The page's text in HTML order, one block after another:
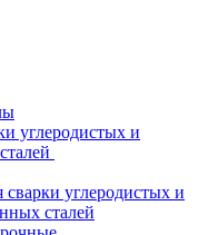
углеродистых и
углеродистых и
сталей